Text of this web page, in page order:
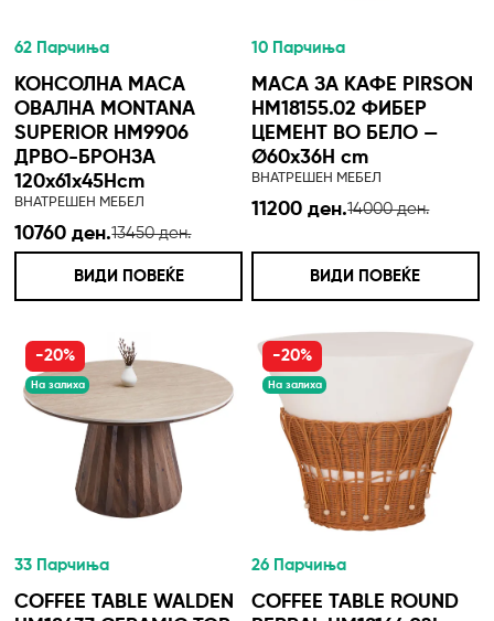
62 Парчиња
КОНСОЛНА МАСА
ОВАЛНА MONTANA
SUPERIOR HM9906
ДРВО-БРОНЗА
120x61x45Hcm
ВНАТРЕШЕН МЕБЕЛ
10760 ден.13450 ден.
ВИДИ ПОВЕЌЕ
10 Парчиња
МАСА ЗА КАФЕ PIRSON
HM18155.02 ФИБЕР
ЦЕМЕНТ ВО БЕЛО —
Ø60x36H cm
ВНАТРЕШЕН МЕБЕЛ
11200 ден.14000 ден.
ВИДИ ПОВЕЌЕ
-20%
На залиха
33 Парчиња
COFFEE TABLE WALDEN
-20%
На залиха
26 Парчиња
COFFEE TABLE ROUND